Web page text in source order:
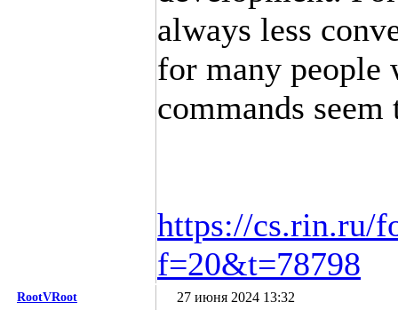
always less
for many
commands
https://cs.rin.ru/
f=20&t=78798
RootVRoot 27 июня 2024 13:32